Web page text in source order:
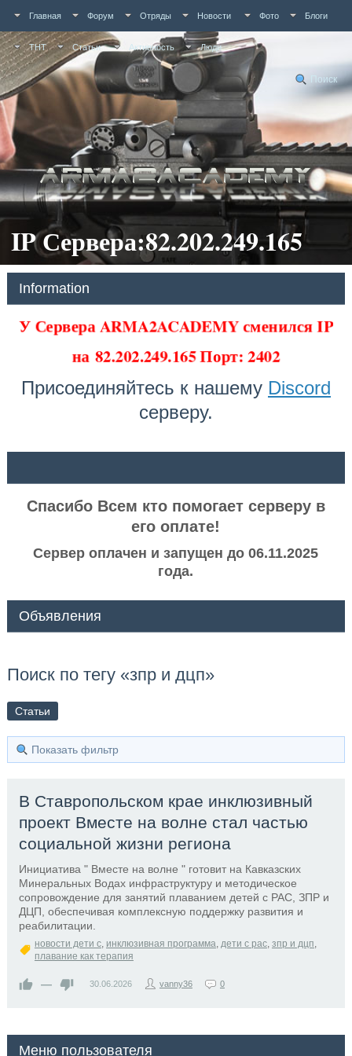
Главная Форум Отряды Новости Фото Блоги
ТНТ Статьи Активность Люди
Поиск
IP Сервера:82.202.249.165
Information
У Сервера ARMA2ACADEMY сменился IP
на 82.202.249.165 Порт: 2402
Присоединяйтесь к нашему Discord
серверу.
Спасибо Всем кто помогает серверу в
его оплате!
Сервер оплачен и запущен до 06.11.2025
года.
Объявления
Поиск по тегу «зпр и дцп»
Статьи
Показать фильтр
В Ставропольском крае инклюзивный
проект Вместе на волне стал частью
социальной жизни региона
Инициатива " Вместе на волне " готовит на Кавказских
Минеральных Водах инфраструктуру и методическое
сопровождение для занятий плаванием детей с РАС, ЗПР и
ДЦП, обеспечивая комплексную поддержку развития и
реабилитации.
новости дети с, инклюзивная программа, дети с рас, зпр и дцп,
плавание как терапия
— 30.06.2026 vanny36 0
Меню пользователя